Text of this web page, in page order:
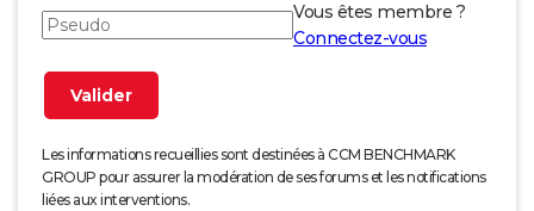
Vous êtes membre ?
Connectez-vous
Les informations recueillies sont destinées à CCM BENCHMARK
GROUP pour assurer la modération de ses forums et les notifications
liées aux interventions.